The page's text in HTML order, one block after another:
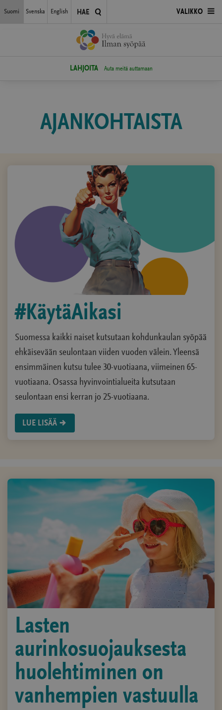
LAHJOITA Auta meitä auttamaan
Suomi Svenska English HAE AVAA
VALIKKO
AJANKOHTAISTA
#KäytäAikasi
Suomessa kaikki naiset kutsutaan kohdunkaulan syöpää
ehkäisevään seulontaan viiden vuoden välein. Yleensä
ensimmäinen kutsu tulee 30-vuotiaana, viimeinen 65-
vuotiaana. Osassa hyvinvointialueita kutsutaan
seulontaan ensi kerran jo 25-vuotiaana.
LUE LISÄÄ
Lasten
aurinkosuojauksesta
huolehtiminen on
vanhempien vastuulla